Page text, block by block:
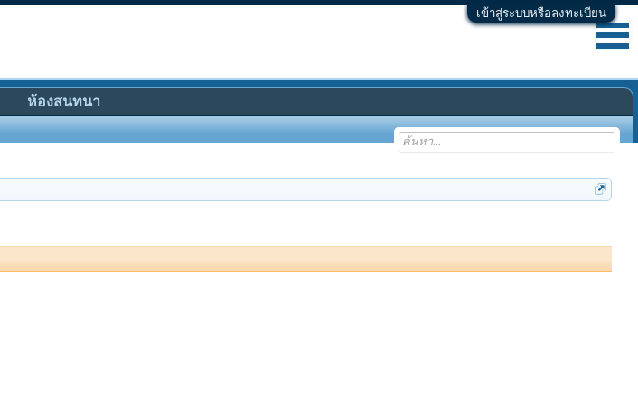
เข้าสู่ระบบหรือลงทะเบียน
ห้องสนทนา